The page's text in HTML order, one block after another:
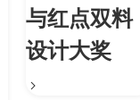
与红点双料
设计大奖